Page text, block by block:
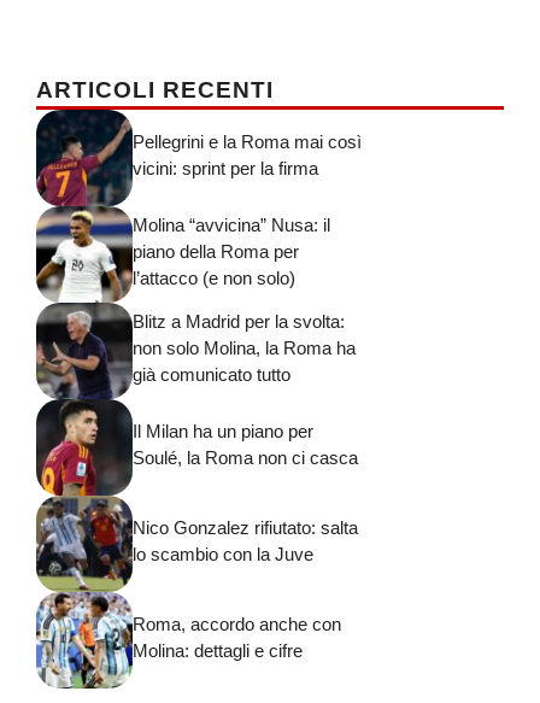
ARTICOLI RECENTI
vicini: sprint per la firma
l’attacco (e non solo)
non solo Molina, la Roma ha
già comunicato tutto
Soulé, la Roma non ci casca
Molina: dettagli e cifre